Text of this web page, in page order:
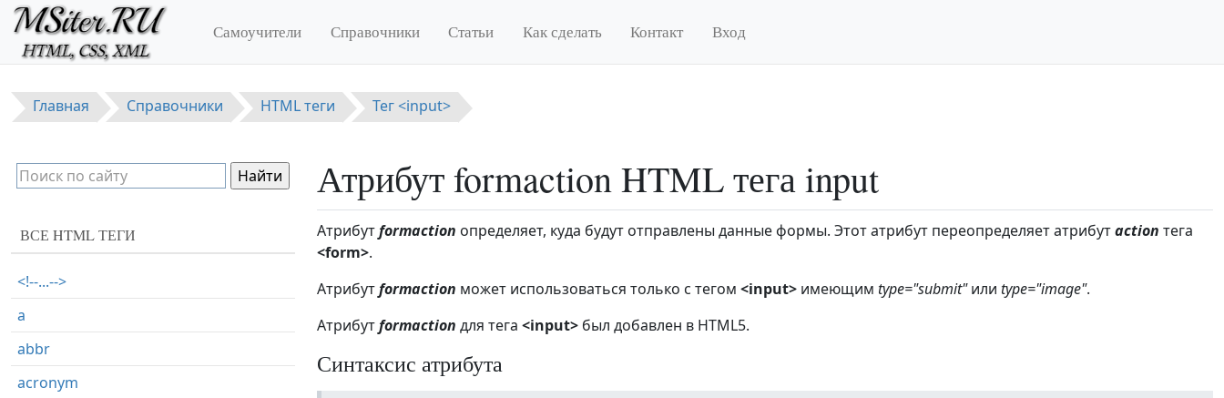
Перейти к основному содержанию
Самоучители Справочники Статьи Как сделать Контакт Вход
Главная Справочники HTML теги Тег <input>
Атрибут formaction HTML тега input
Атрибутformaction определяет, куда будут отправлены данные формы. Этот атрибут переопределяет атрибутaction тега
<form>.
Атрибутformaction может использоваться только с тегом <input> имеющим type="submit"или type="image".
Атрибутformaction для тега <input> был добавлен в HTML5.
Синтаксис атрибута
ВСЕ HTML ТЕГИ
<!--...-->
a
abbr
acronym